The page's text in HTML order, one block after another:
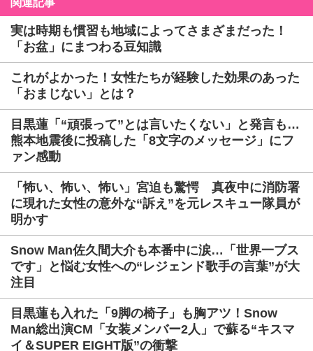
関連記事
実は時期も慣習も地域によってさまざまだった！
「お盆」にまつわる豆知識
これがよかった！女性たちが経験した効果のあった
「おまじない」とは？
目黒蓮「“頑張って”とは言いたくない」と発言も…
熊本地震後に投稿した「8文字のメッセージ」にフ
ァン感動
「怖い、怖い、怖い」宮迫も驚愕 真夜中に消防署
に現れた女性の意外な“訴え”を元レスキュー隊員が
明かす
Snow Man佐久間大介も本番中に涙…「世界一ブス
です」と悩む女性への“レジェンド歌手の言葉”が大
注目
目黒蓮も入れた「9脚の椅子」も胸アツ！Snow
Man総出演CM「女装メンバー2人」で蘇る“キスマ
イ＆SUPER EIGHT版”の衝撃